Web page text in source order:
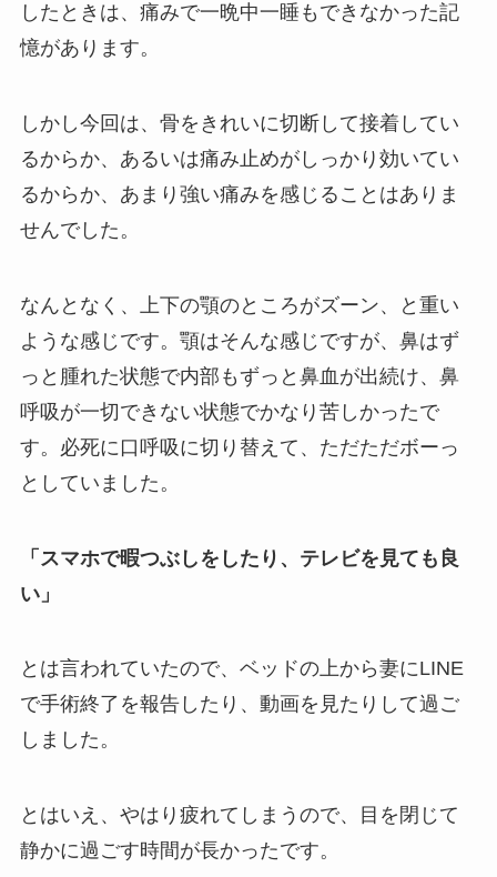
したときは、痛みで一晩中一睡もできなかった記
憶があります。
しかし今回は、骨をきれいに切断して接着してい
るからか、あるいは痛み止めがしっかり効いてい
るからか、あまり強い痛みを感じることはありま
せんでした。
なんとなく、上下の顎のところがズーン、と重い
ような感じです。顎はそんな感じですが、鼻はず
っと腫れた状態で内部もずっと鼻血が出続け、鼻
呼吸が一切できない状態でかなり苦しかったで
す。必死に口呼吸に切り替えて、ただただボーっ
としていました。
「スマホで暇つぶしをしたり、テレビを見ても良
い」
とは言われていたので、ベッドの上から妻にLINE
で手術終了を報告したり、動画を見たりして過ご
しました。
とはいえ、やはり疲れてしまうので、目を閉じて
静かに過ごす時間が長かったです。